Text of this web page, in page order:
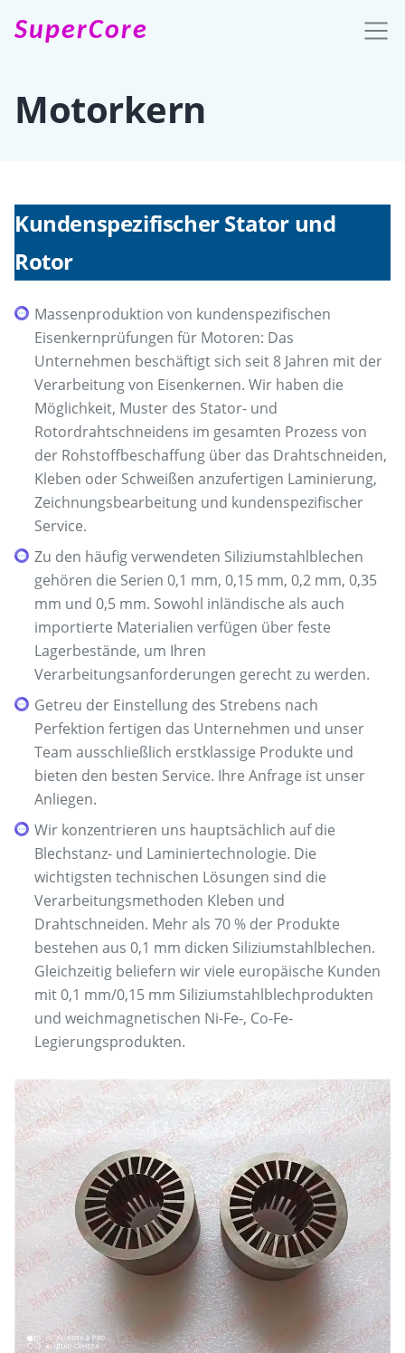
SuperCore
Motorkern
Kundenspezifischer Stator und
Rotor
Massenproduktion von kundenspezifischen
Eisenkernprüfungen für Motoren: Das
Unternehmen beschäftigt sich seit 8 Jahren mit der
Verarbeitung von Eisenkernen. Wir haben die
Möglichkeit, Muster des Stator- und
Rotordrahtschneidens im gesamten Prozess von
der Rohstoffbeschaffung über das Drahtschneiden,
Kleben oder Schweißen anzufertigen Laminierung,
Zeichnungsbearbeitung und kundenspezifischer
Service.
Zu den häufig verwendeten Siliziumstahlblechen
gehören die Serien 0,1 mm, 0,15 mm, 0,2 mm, 0,35
mm und 0,5 mm. Sowohl inländische als auch
importierte Materialien verfügen über feste
Lagerbestände, um Ihren
Verarbeitungsanforderungen gerecht zu werden.
Getreu der Einstellung des Strebens nach
Perfektion fertigen das Unternehmen und unser
Team ausschließlich erstklassige Produkte und
bieten den besten Service. Ihre Anfrage ist unser
Anliegen.
Wir konzentrieren uns hauptsächlich auf die
Blechstanz- und Laminiertechnologie. Die
wichtigsten technischen Lösungen sind die
Verarbeitungsmethoden Kleben und
Drahtschneiden. Mehr als 70 % der Produkte
bestehen aus 0,1 mm dicken Siliziumstahlblechen.
Gleichzeitig beliefern wir viele europäische Kunden
mit 0,1 mm/0,15 mm Siliziumstahlblechprodukten
und weichmagnetischen Ni-Fe-, Co-Fe-
Legierungsprodukten.